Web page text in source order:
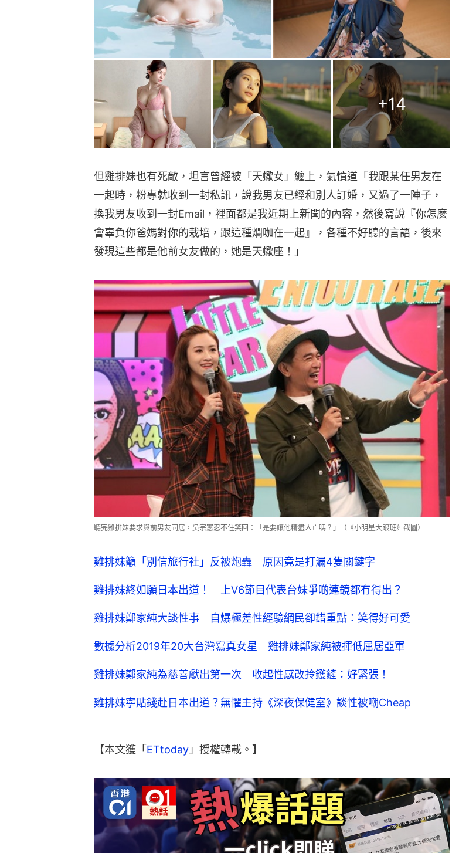
+14
但雞排妹也有死敵，坦言曾經被「天蠍女」纏上，氣憤道「我跟某任男友在
一起時，粉專就收到一封私訊，說我男友已經和別人訂婚，又過了一陣子，
換我男友收到一封Email，裡面都是我近期上新聞的內容，然後寫說『你怎麼
會辜負你爸媽對你的栽培，跟這種爛咖在一起』，各種不好聽的言語，後來
發現這些都是他前女友做的，她是天蠍座！」
聽完雞排妹要求與前男友同居，吳宗憲忍不住笑回：「是要讓他精盡人亡嗎？」（《小明星大跟班》截圖）
雞排妹籲「別信旅行社」反被炮轟 原因竟是打漏4隻關鍵字
雞排妹終如願日本出道！ 上V6節目代表台妹爭啲連鏡都冇得出？
雞排妹鄭家純大談性事 自爆極差性經驗網民卻錯重點：笑得好可愛
數據分析2019年20大台灣寫真女星 雞排妹鄭家純被揮低屈居亞軍
雞排妹鄭家純為慈善獻出第一次 收起性感改拎鑊鏟：好緊張！
雞排妹寧貼錢赴日本出道？無懼主持《深夜保健室》談性被嘲Cheap
【本文獲「ETtoday 」授權轉載。】